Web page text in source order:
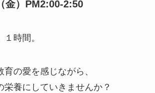
金）PM2:00-2:50
時間。
の愛を感じながら、
栄養にしていきませんか？